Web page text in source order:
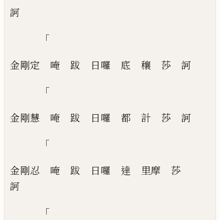
訶
「
金剛定 唵 跋 日囉 底 穰 莎 訶
「
金剛慧 唵 跋 日囉 都 計 莎 訶
「
金剛忍 唵 跋 日囉 達 里摩
莎
訶
「